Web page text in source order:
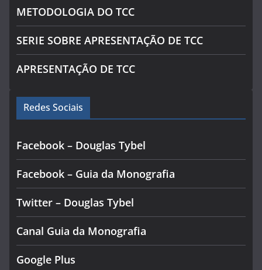
METODOLOGIA DO TCC
SERIE SOBRE APRESENTAÇÃO DE TCC
APRESENTAÇÃO DE TCC
Redes Sociais
Facebook – Douglas Tybel
Facebook – Guia da Monografia
Twitter – Douglas Tybel
Canal Guia da Monografia
Google Plus